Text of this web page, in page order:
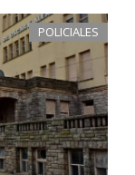
POLICIALES